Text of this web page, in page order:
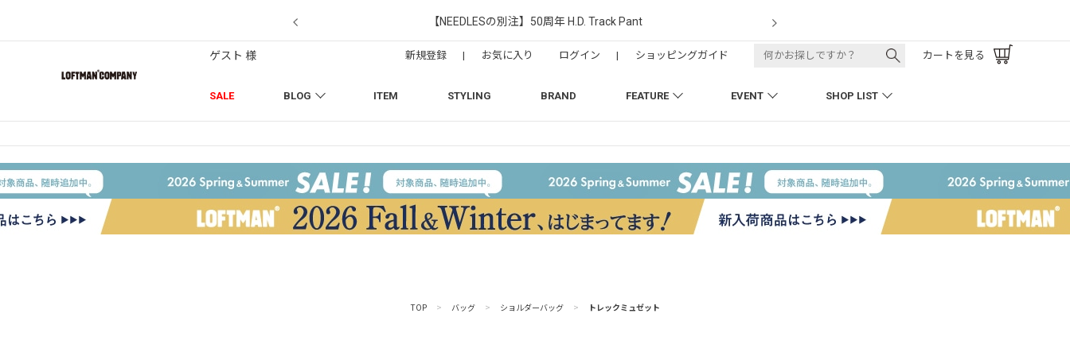
【NEEDLESの別注】50周年 H.D. Track Pant
SALE BLOG ITEM STYLING BRAND FEATURE EVENT SHOP LIST
ゲスト 様 新規登録 | お気に入り ログイン | ショッピングガイド カートを見る
TOP > バッグ > ショルダーバッグ > トレックミュゼット